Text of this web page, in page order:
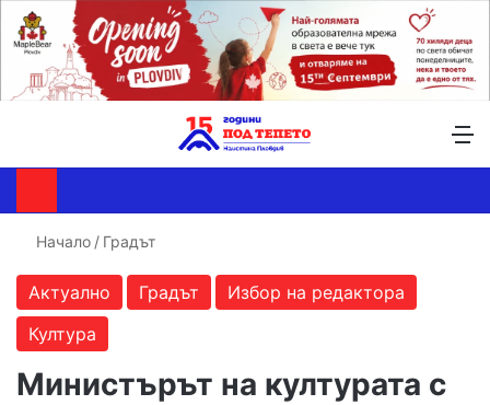
Начало / Градът
Актуално Градът
Избор на редактора
Култура
Министърът на културата с